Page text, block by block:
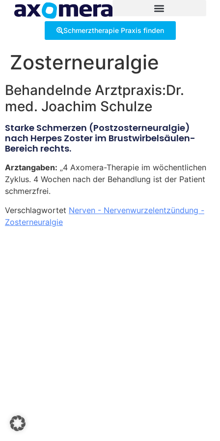
springen
Schmerztherapie Praxis finden
Zosterneuralgie
Behandelnde Arztpraxis:Dr.
med. Joachim Schulze
Starke Schmerzen (Postzosterneuralgie)
nach Herpes Zoster im Brustwirbelsäulen-
Bereich rechts.
Arztangaben: „4 Axomera-Therapie im wöchentlichen
Zyklus. 4 Wochen nach der Behandlung ist der Patient
schmerzfrei.
Verschlagwortet Nerven - Nervenwurzelentzündung -
Zosterneuralgie